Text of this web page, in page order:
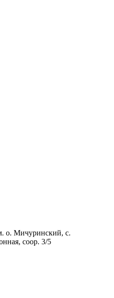
о. Мичуринский, с.
соор. 3/5